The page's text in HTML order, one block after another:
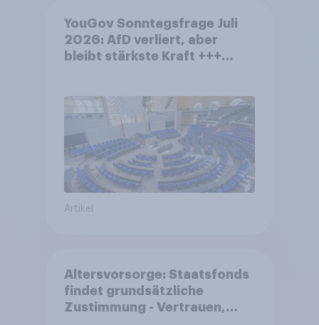
YouGov Sonntagsfrage Juli
2026: AfD verliert, aber
bleibt stärkste Kraft +++
Artikel
Altersvorsorge: Staatsfonds
findet grundsätzliche
Zustimmung - Vertrauen,